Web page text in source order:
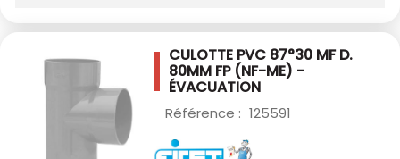
CULOTTE PVC 87°30 MF D.
80MM FP (NF-ME) -
ÉVACUATION
Référence : 125591